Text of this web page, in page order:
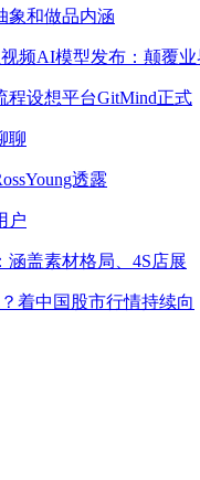
象和做品内涵
频AI模型发布：颠覆业
程设想平台GitMind正式
聊
透露
户
涵盖素材格局、4S店展
着中国股市行情持续向